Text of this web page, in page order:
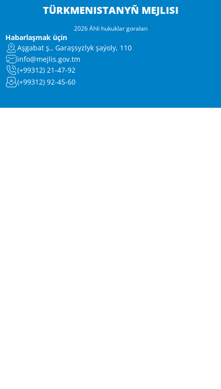
TÜRKMENISTANYŇ MEJLISI
2026 Ähli hukuklar goralan
Habarlaşmak üçin
Aşgabat ş., Garaşsyzlyk şaýoly, 110
info@mejlis.gov.tm
(+99312) 21-47-92
(+99312) 92-45-60